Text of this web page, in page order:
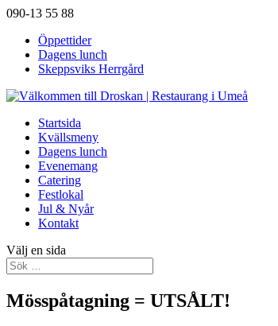
090-13 55 88
Öppettider
Dagens lunch
Skeppsviks Herrgård
Startsida
Kvällsmeny
Dagens lunch
Evenemang
Catering
Festlokal
Jul & Nyår
Kontakt
Välj en sida
Mösspåtagning = UTSÅLT!